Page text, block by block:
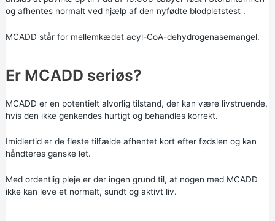
og afhentes normalt ved hjælp af den nyfødte blodpletstest.
MCADD står for mellemkædet acyl-CoA-dehydrogenasemangel.
Er MCADD seriøs?
MCADD er en potentielt alvorlig tilstand, der kan være livstruende,
hvis den ikke genkendes hurtigt og behandles korrekt.
Imidlertid er de fleste tilfælde afhentet kort efter fødslen og kan
håndteres ganske let.
Med ordentlig pleje er der ingen grund til, at nogen med MCADD
ikke kan leve et normalt, sundt og aktivt liv.